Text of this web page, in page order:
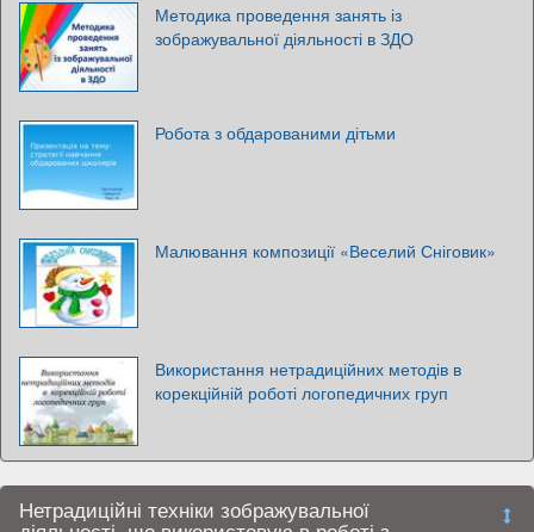
Методика проведення занять із
зображувальної діяльності в ЗДО
Робота з обдарованими дітьми
Малювання композиції «Веселий Сніговик»
Використання нетрадиційних методів в
корекційній роботі логопедичних груп
Нетрадиційні техніки зображувальної